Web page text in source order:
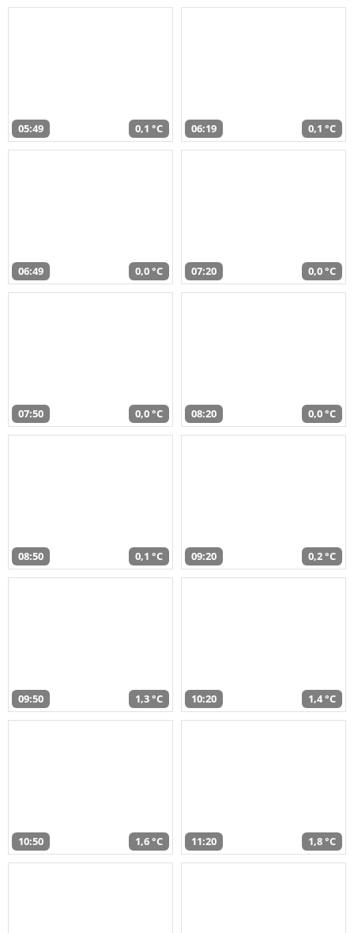
05:49 0,1 °C 06:19 0,1 °C
06:49 0,0 °C 07:20 0,0 °C
07:50 0,0 °C 08:20 0,0 °C
08:50 0,1 °C 09:20 0,2 °C
09:50 1,3 °C 10:20 1,4 °C
10:50 1,6 °C 11:20 1,8 °C